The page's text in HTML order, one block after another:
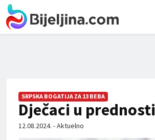
SRPSKA BOGATIJA ZA 13 BEBA
Dječaci u prednosti
12.08.2024. - Aktuelno